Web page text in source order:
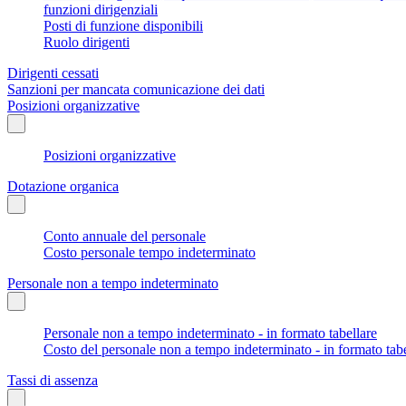
funzioni dirigenziali
Posti di funzione disponibili
Ruolo dirigenti
Dirigenti cessati
Sanzioni per mancata comunicazione dei dati
Posizioni organizzative
Posizioni organizzative
Dotazione organica
Conto annuale del personale
Costo personale tempo indeterminato
Personale non a tempo indeterminato
Personale non a tempo indeterminato - in formato tabellare
Costo del personale non a tempo indeterminato - in formato
Tassi di assenza